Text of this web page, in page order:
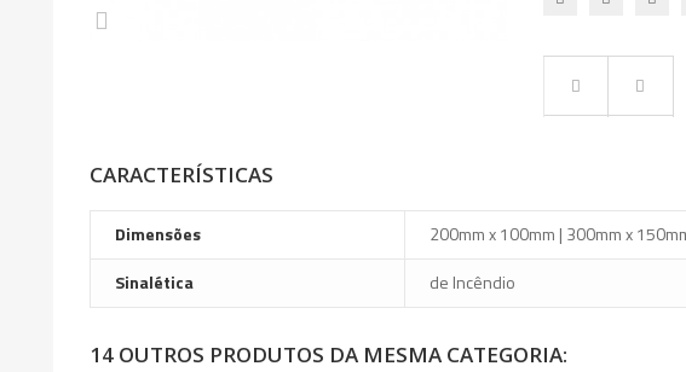
CARACTERÍSTICAS
Dimensões
200mm x 100mm | 300mm x
Sinalética
de Incêndio
14 OUTROS PRODUTOS DA MESMA CATEGORIA: